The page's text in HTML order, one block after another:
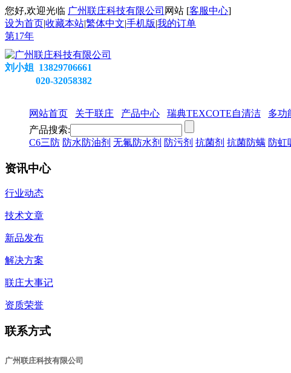
您好,欢迎光临 广州联庄科技有限公司 网站 [客服中心]
设为首页|收藏本站|繁体中文|手机版|我的订单
第17年
刘小姐 13829706661
020-32058382
网站首页 关于联庄 产品中心 瑞典TEXCOTE自清洁 多功
产品搜索:
C6三防 防水防油剂 无氟防水剂 防污剂 抗菌剂 抗菌防螨 防虹
资讯中心
行业动态
技术文章
新品发布
解决方案
联庄大事记
资质荣誉
联系方式
广州联庄科技有限公司